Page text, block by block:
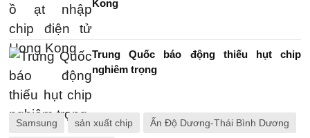
Kong
Trung Quốc báo động thiếu hụt chip
nghiêm trọng
Samsung sản xuất chip Ấn Độ Dương-Thái Bình Dương